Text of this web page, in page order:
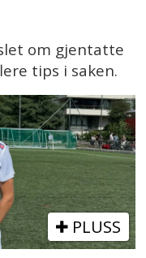
om gjentatte
tips i saken.
PLUSS